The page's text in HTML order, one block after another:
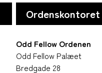
Ordenskontoret
Odd Fellow Ordenen
Odd Fellow Palæet
Bredgade 28